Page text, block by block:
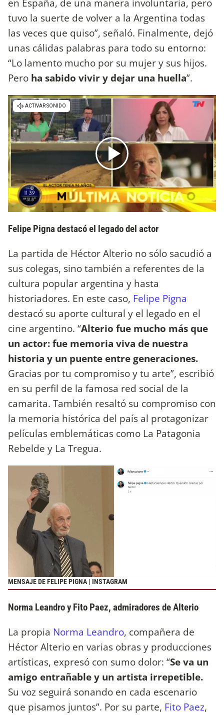
tuvo la suerte de volver a la Argentina todas
las veces que quiso”, señaló. Finalmente, dejó
unas cálidas palabras para todo su entorno:
“Lo lamento mucho por su mujer y sus hijos.
Pero ha sabido vivir y dejar una huella”.
Felipe Pigna destacó el legado del actor
La partida de Héctor Alterio no sólo sacudió a
sus colegas, sino también a referentes de la
cultura popular argentina y hasta
historiadores. En este caso, Felipe Pigna
destacó su aporte cultural y el legado en el
cine argentino. “Alterio fue mucho más que
un actor: fue memoria viva de nuestra
historia y un puente entre generaciones.
Gracias por tu compromiso y tu arte”, escribió
en su perfil de la famosa red social de la
camarita. También resaltó su compromiso con
la memoria histórica del país al protagonizar
películas emblemáticas como La Patagonia
Rebelde y La Tregua.
MENSAJE DE FELIPE PIGNA | INSTAGRAM
Norma Leandro y Fito Paez, admiradores de Alterio
La propia Norma Leandro, compañera de
Héctor Alterio en varias obras y producciones
artísticas, expresó con sumo dolor: “Se va un
amigo entrañable y un artista irrepetible.
Su voz seguirá sonando en cada escenario
que pisamos juntos”. Por su parte, Fito Paez,